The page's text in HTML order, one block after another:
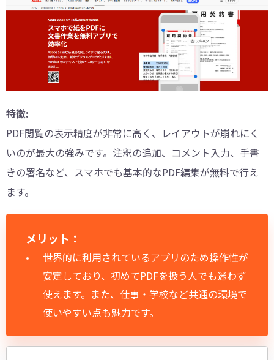
特徴:
PDF閲覧の表示精度が非常に高く、レイアウトが崩れにく
いのが最大の強みです。注釈の追加、コメント入力、手書
きの署名など、スマホでも基本的なPDF編集が無料で行え
ます。
メリット：
世界的に利用されているアプリのため操作性が
安定しており、初めてPDFを扱う人でも迷わず
使えます。また、仕事・学校など共通の環境で
使いやすい点も魅力です。